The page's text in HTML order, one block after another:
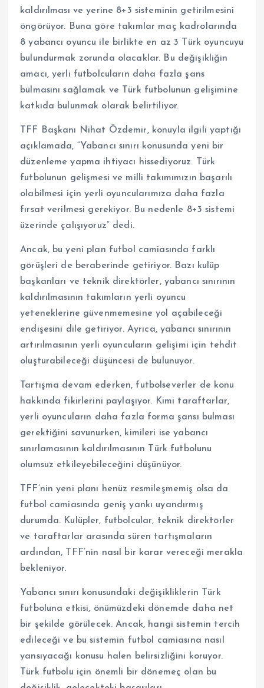
kaldırılması ve yerine 8+3 sisteminin getirilmesini
öngörüyor. Buna göre takımlar maç kadrolarında
8 yabancı oyuncu ile birlikte en az 3 Türk oyuncuyu
bulundurmak zorunda olacaklar. Bu değişikliğin
amacı, yerli futbolcuların daha fazla şans
bulmasını sağlamak ve Türk futbolunun gelişimine
katkıda bulunmak olarak belirtiliyor.
TFF Başkanı Nihat Özdemir, konuyla ilgili yaptığı
açıklamada, “Yabancı sınırı konusunda yeni bir
düzenleme yapma ihtiyacı hissediyoruz. Türk
futbolunun gelişmesi ve milli takımımızın başarılı
olabilmesi için yerli oyuncularımıza daha fazla
fırsat verilmesi gerekiyor. Bu nedenle 8+3 sistemi
üzerinde çalışıyoruz” dedi.
Ancak, bu yeni plan futbol camiasında farklı
görüşleri de beraberinde getiriyor. Bazı kulüp
başkanları ve teknik direktörler, yabancı sınırının
kaldırılmasının takımların yerli oyuncu
yeteneklerine güvenmemesine yol açabileceği
endişesini dile getiriyor. Ayrıca, yabancı sınırının
artırılmasının yerli oyuncuların gelişimi için tehdit
oluşturabileceği düşüncesi de bulunuyor.
Tartışma devam ederken, futbolseverler de konu
hakkında fikirlerini paylaşıyor. Kimi taraftarlar,
yerli oyuncuların daha fazla forma şansı bulması
gerektiğini savunurken, kimileri ise yabancı
sınırlamasının kaldırılmasının Türk futbolunu
olumsuz etkileyebileceğini düşünüyor.
TFF’nin yeni planı henüz resmileşmemiş olsa da
futbol camiasında geniş yankı uyandırmış
durumda. Kulüpler, futbolcular, teknik direktörler
ve taraftarlar arasında süren tartışmaların
ardından, TFF’nin nasıl bir karar vereceği merakla
bekleniyor.
Yabancı sınırı konusundaki değişikliklerin Türk
futboluna etkisi, önümüzdeki dönemde daha net
bir şekilde görülecek. Ancak, hangi sistemin tercih
edileceği ve bu sistemin futbol camiasına nasıl
yansıyacağı konusu halen belirsizliğini koruyor.
Türk futbolu için önemli bir dönemeç olan bu